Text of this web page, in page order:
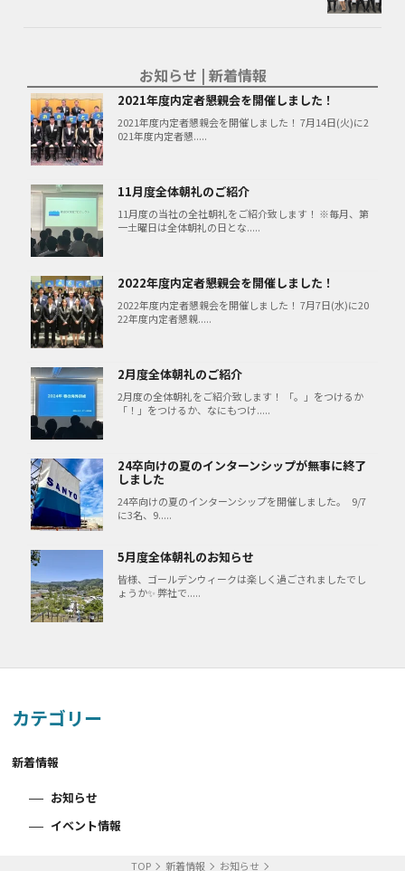
お知らせ | 新着情報
2021年度内定者懇親会を開催しました！
2021年度内定者懇親会を開催しました！ 7月14日(火)に2
021年度内定者懇.....
11月度全体朝礼のご紹介
11月度の当社の全社朝礼をご紹介致します！ ※毎月、第
一土曜日は全体朝礼の日とな.....
2022年度内定者懇親会を開催しました！
2022年度内定者懇親会を開催しました！ 7月7日(水)に20
22年度内定者懇親.....
2月度全体朝礼のご紹介
2月度の全体朝礼をご紹介致します！ 「。」をつけるか
「！」をつけるか、なにもつけ.....
24卒向けの夏のインターンシップが無事に終了
しました
24卒向けの夏のインターンシップを開催しました。 9/7
に3名、9.....
5月度全体朝礼のお知らせ
皆様、ゴールデンウィークは楽しく過ごされましたでし
ょうか✨ 弊社で.....
カテゴリー
新着情報
お知らせ
イベント情報
TOP 新着情報
お知らせ